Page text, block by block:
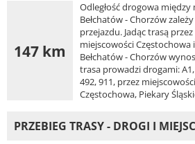
147 km
Odległość drogowa
Bełchatów - Chorzów
przejazdu. Jadąc trasą
miejscowości Częstochowa
Bełchatów - Chorzów
trasa prowadzi drogami: A1,
492, 911, przez
Częstochowa, Piekary
PRZEBIEG TRASY - DROGI I